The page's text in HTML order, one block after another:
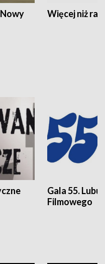
Więcej niż rajd
Gala 55.
Filmowego